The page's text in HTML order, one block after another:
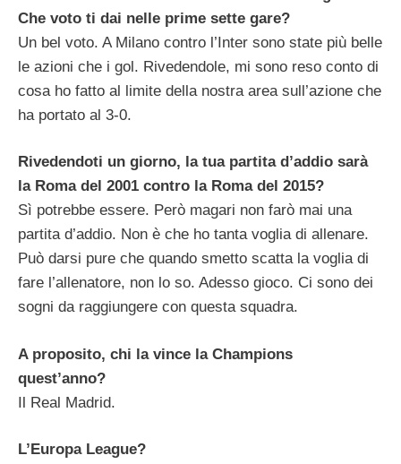
Che voto ti dai nelle prime sette gare?
Un bel voto. A Milano contro l’Inter sono state più belle
le azioni che i gol. Rivedendole, mi sono reso conto di
cosa ho fatto al limite della nostra area sull’azione che
ha portato al 3-0.
Rivedendoti un giorno, la tua partita d’addio sarà
la Roma del 2001 contro la Roma del 2015?
Sì potrebbe essere. Però magari non farò mai una
partita d’addio. Non è che ho tanta voglia di allenare.
Può darsi pure che quando smetto scatta la voglia di
fare l’allenatore, non lo so. Adesso gioco. Ci sono dei
sogni da raggiungere con questa squadra.
A proposito, chi la vince la Champions
quest’anno?
Il Real Madrid.
L’Europa League?